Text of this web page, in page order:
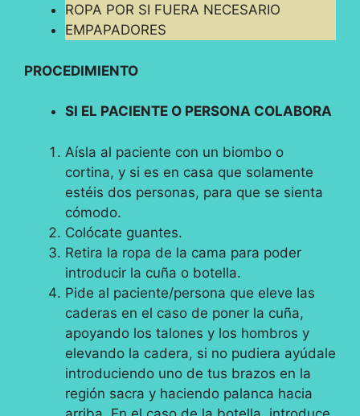
ROPA POR SI FUERA NECESARIO
EMPAPADORES
PROCEDIMIENTO
SI EL PACIENTE O PERSONA COLABORA
Aísla al paciente con un biombo o
cortina, y si es en casa que solamente
estéis dos personas, para que se sienta
cómodo.
Colócate guantes.
Retira la ropa de la cama para poder
introducir la cuña o botella.
Pide al paciente/persona que eleve las
caderas en el caso de poner la cuña,
apoyando los talones y los hombros y
elevando la cadera, si no pudiera ayúdale
introduciendo uno de tus brazos en la
región sacra y haciendo palanca hacia